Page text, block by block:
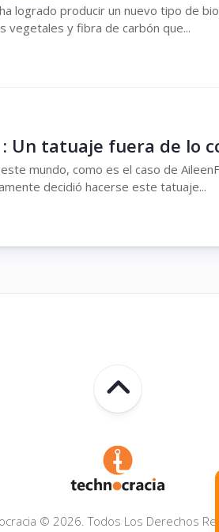
logrado producir un nuevo tipo de
vegetales y fibra de carbón que...
Un tatuaje fuera de lo
mundo, como es el caso de
decidió hacerse este tatuaje...
© 2026. Todos Los Derechos